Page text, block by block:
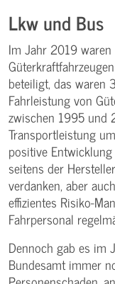
Lkw und Bus
Im Jahr 2019
beteiligt, das waren
Fahrleistung von
zwischen 1995 und
Transportleistung
positive
seitens der
verdanken, aber
effizientes Risiko-
Fahrpersonal
Dennoch gab es im
Bundesamt immer